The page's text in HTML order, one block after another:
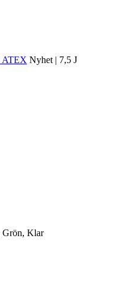
ATEX Nyhet | 7,5 J
Grön, Klar